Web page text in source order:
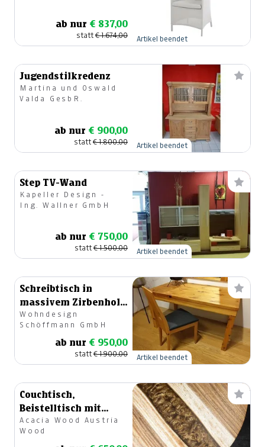
ab nur € 837,00
statt€ 1.674,00 Artikel beendet
Jugendstilkredenz
Martina und Oswald
Valda GesbR.
ab nur € 900,00
statt€ 1.800,00 Artikel beendet
Step TV-Wand
Kapeller Design -
Ing. Wallner GmbH
ab nur € 750,00
statt€ 1.500,00 Artikel beendet
Schreibtisch in
massivem Zirbenholz
mit Stuhl
Wohndesign
Schöffmann GmbH
ab nur € 950,00
statt€ 1.900,00 Artikel beendet
Couchtisch,
Beistelltisch mit
Epoxidharz, Runder
Tisch
Acacia Wood Austria
Wood